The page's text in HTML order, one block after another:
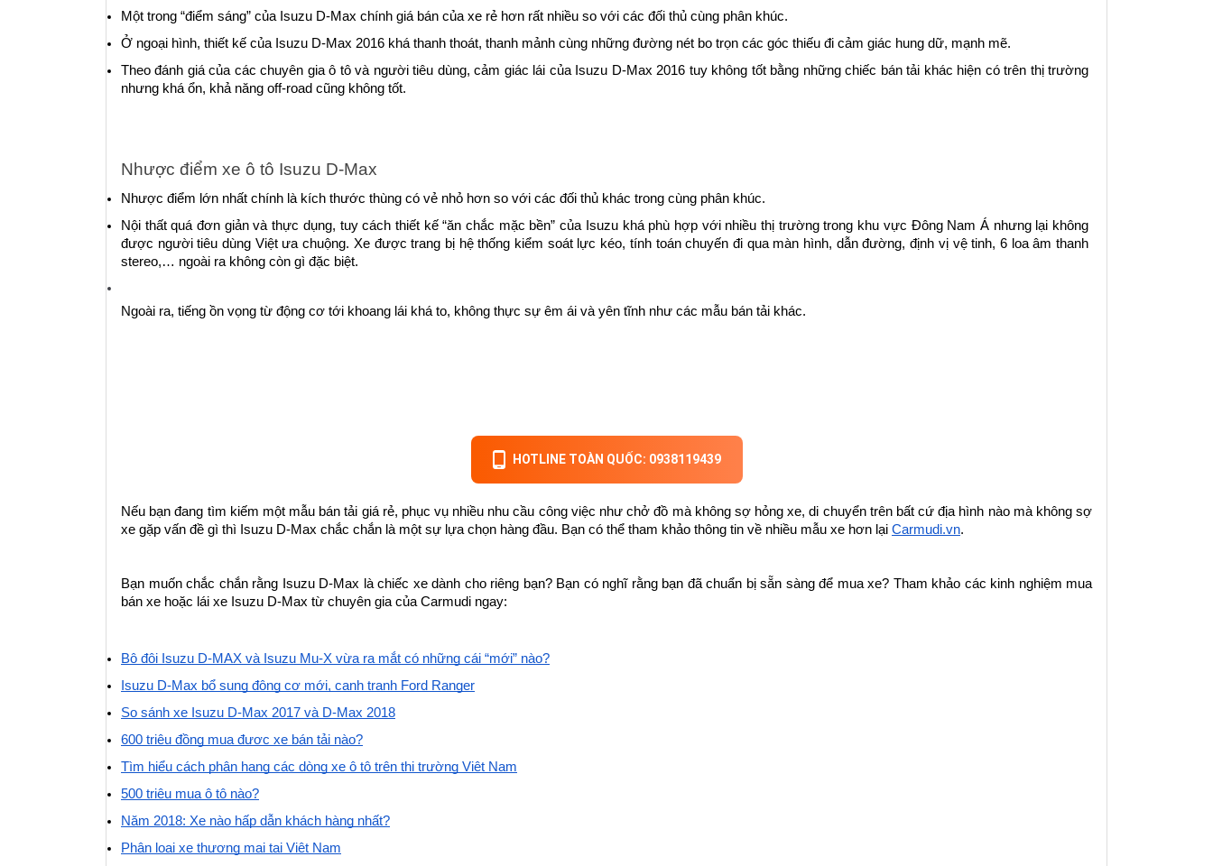
Một trong “điểm sáng” của Isuzu D-Max chính giá bán của xe rẻ hơn rất nhiều so với các đối thủ cùng phân khúc.
Ở ngoại hình, thiết kế của Isuzu D-Max 2016 khá thanh thoát, thanh mảnh cùng những đường nét bo trọn các góc thiếu đi cảm giác hung dữ, mạnh mẽ.
Theo đánh giá của các chuyên gia ô tô và người tiêu dùng, cảm giác lái của Isuzu D-Max 2016 tuy không tốt bằng những chiếc bán tải khác hiện có trên thị trường
nhưng khá ổn, khả năng off-road cũng không tốt.
Nhược điểm xe ô tô Isuzu D-Max
Nhược điểm lớn nhất chính là kích thước thùng có vẻ nhỏ hơn so với các đối thủ khác trong cùng phân khúc.
Nội thất quá đơn giản và thực dụng, tuy cách thiết kế “ăn chắc mặc bền” của Isuzu khá phù hợp với nhiều thị trường trong khu vực Đông Nam Á nhưng lại không
được người tiêu dùng Việt ưa chuộng. Xe được trang bị hệ thống kiểm soát lực kéo, tính toán chuyến đi qua màn hình, dẫn đường, định vị vệ tinh, 6 loa âm thanh
stereo,… ngoài ra không còn gì đặc biệt.
Ngoài ra, tiếng ồn vọng từ động cơ tới khoang lái khá to, không thực sự êm ái và yên tĩnh như các mẫu bán tải khác.
HOTLINE TOÀN QUỐC: 0938119439
Nếu bạn đang tìm kiếm một mẫu bán tải giá rẻ, phục vụ nhiều nhu cầu công việc như chở đồ mà không sợ hỏng xe, di chuyển trên bất cứ địa hình nào mà không sợ
xe gặp vấn đề gì thì Isuzu D-Max chắc chắn là một sự lựa chọn hàng đầu. Bạn có thể tham khảo thông tin về nhiều mẫu xe hơn lại Carmudi.vn.
Bạn muốn chắc chắn rằng Isuzu D-Max là chiếc xe dành cho riêng bạn? Bạn có nghĩ rằng bạn đã chuẩn bị sẵn sàng để mua xe? Tham khảo các kinh nghiệm mua
bán xe hoặc lái xe Isuzu D-Max từ chuyên gia của Carmudi ngay:
Bộ đôi Isuzu D-MAX và Isuzu Mu-X vừa ra mắt có những cái “mới” nào?
Isuzu D-Max bổ sung động cơ mới, cạnh tranh Ford Ranger
So sánh xe Isuzu D-Max 2017 và D-Max 2018
600 triệu đồng mua được xe bán tải nào?
Tìm hiểu cách phân hạng các dòng xe ô tô trên thị trường Việt Nam
500 triệu mua ô tô nào?
Năm 2018: Xe nào hấp dẫn khách hàng nhất?
Phân loại xe thương mại tại Việt Nam